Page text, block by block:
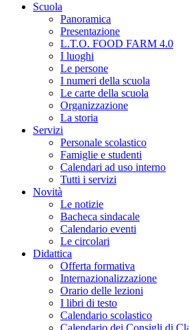
Scuola
Panoramica
Presentazione
L.T.O. FOOD FARM 4.0
I luoghi
Le persone
I numeri della scuola
Le carte della scuola
Organizzazione
La storia
Servizi
Personale scolastico
Famiglie e studenti
Calendari ad uso interno
Tutti i servizi
Novità
Le notizie
Bacheca sindacale
Calendario eventi
Le circolari
Didattica
Offerta formativa
Internazionalizzazione
Orario delle lezioni
I libri di testo
Calendario scolastico
Calendario dei Consigli di